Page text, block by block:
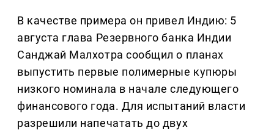
В качестве примера он привел Индию: 5
августа глава Резервного банка Индии
Санджай Малхотра сообщил о планах
выпустить первые полимерные купюры
низкого номинала в начале следующего
финансового года. Для испытаний власти
разрешили напечатать до двух